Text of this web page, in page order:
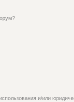
и/или